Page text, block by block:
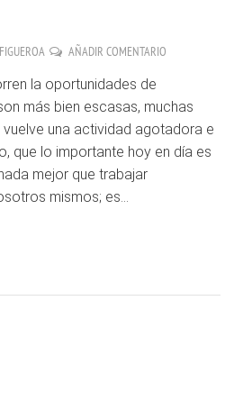
AÑADIR COMENTARIO
la oportunidades de
más bien escasas, muchas
una actividad agotadora e
que lo importante hoy en día es
mejor que trabajar
mismos; es...